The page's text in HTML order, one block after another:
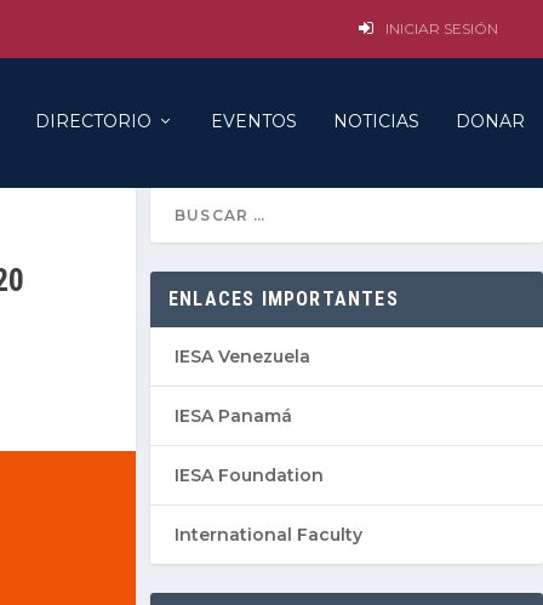
INICIAR SESIÓN
DIRECTORIO EVENTOS NOTICIAS DONAR
ENLACES IMPORTANTES
IESA Venezuela
IESA Panamá
IESA Foundation
International Faculty